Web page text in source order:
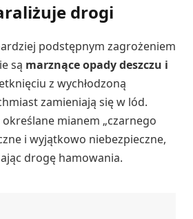
drogi
podstępnym zagrożeniem
są marznące opady deszczu i
z wychłodzoną
zamieniają się w lód.
mianem „czarnego
i wyjątkowo niebezpieczne,
drogę hamowania.